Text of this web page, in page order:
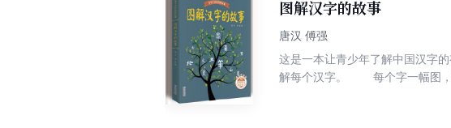
图解汉字的故事
唐汉 傅强
这是一本让青少年了解中国汉字
解每个汉字。 每个字一幅图